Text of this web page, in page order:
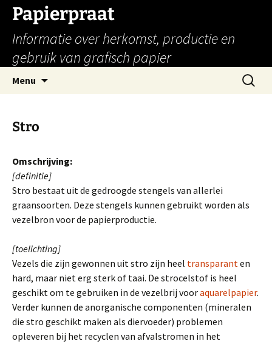
Papierpraat
Informatie over herkomst, productie en
gebruik van grafisch papier
Menu
Zoeken
naar:
Stro
Omschrijving:
[definitie]
Stro bestaat uit de gedroogde stengels van allerlei
graansoorten. Deze stengels kunnen gebruikt worden als
vezelbron voor de papierproductie.
[toelichting]
Vezels die zijn gewonnen uit stro zijn heel transparanten
hard, maar niet erg sterk of taai. De strocelstof is heel
geschikt om te gebruiken in de vezelbrij vooraquarelpapier.
Verder kunnen de anorganische componenten (mineralen
die stro geschikt maken als diervoeder) problemen
opleveren bij het recyclen van afvalstromen in het